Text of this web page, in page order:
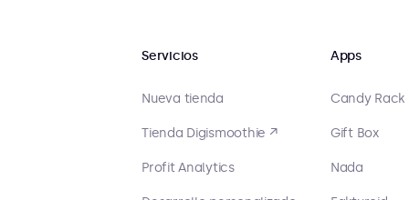
Servicios
Nueva tienda
Tienda Digismoothie ↗
Profit Analytics
Apps
Candy Rack
Gift Box
Nada